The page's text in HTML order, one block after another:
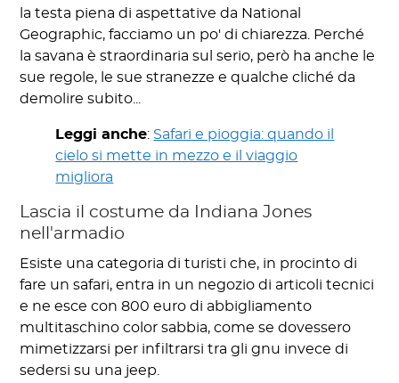
la testa piena di aspettative da National
Geographic, facciamo un po' di chiarezza. Perché
la savana è straordinaria sul serio, però ha anche le
sue regole, le sue stranezze e qualche cliché da
demolire subito...
Leggi anche: Safari e pioggia: quando il
cielo si mette in mezzo e il viaggio
migliora
Lascia il costume da Indiana Jones
nell'armadio
Esiste una categoria di turisti che, in procinto di
fare un safari, entra in un negozio di articoli tecnici
e ne esce con 800 euro di abbigliamento
multitaschino color sabbia, come se dovessero
mimetizzarsi per infiltrarsi tra gli gnu invece di
sedersi su una jeep.